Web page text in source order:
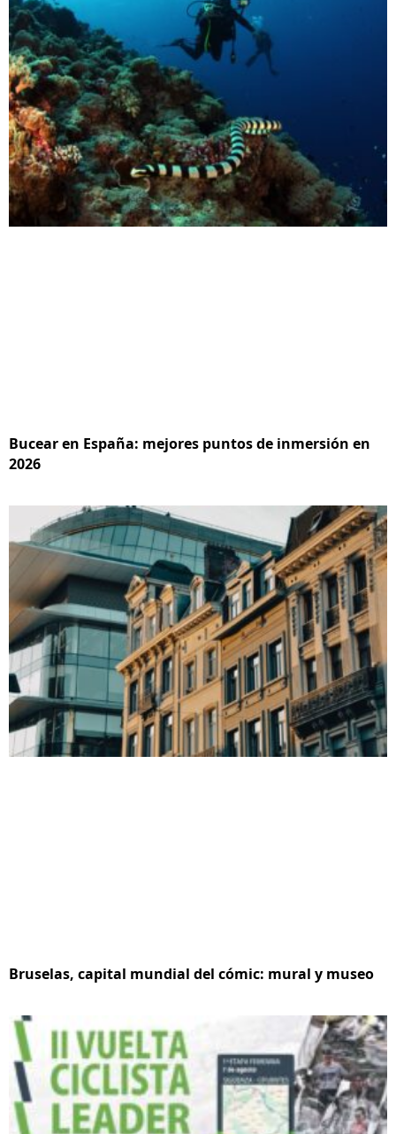
Bucear en España: mejores puntos de inmersión en
2026
Bruselas, capital mundial del cómic: mural y museo